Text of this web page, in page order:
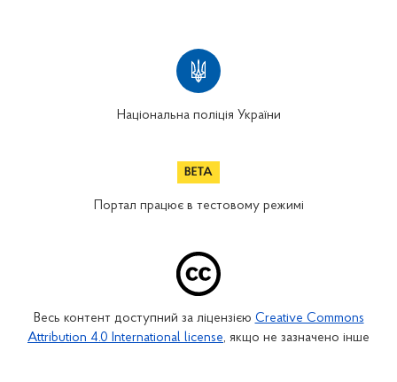
Національна поліція України
Портал працює в тестовому режимі
Весь контент доступний за ліцензією Creative Commons
Attribution 4.0 International license, якщо не зазначено інше